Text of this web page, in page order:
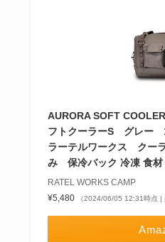
AURORA SOFT
フトクーラーS グレー
ラーテルワークス クー
み 保冷バック 冷凍 食材
RATEL WORKS CAMP
¥5,480
（2024/06/05 12:31時点 |